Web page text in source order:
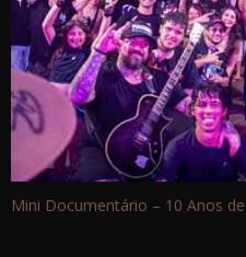
Mini Documentário – 10 Anos